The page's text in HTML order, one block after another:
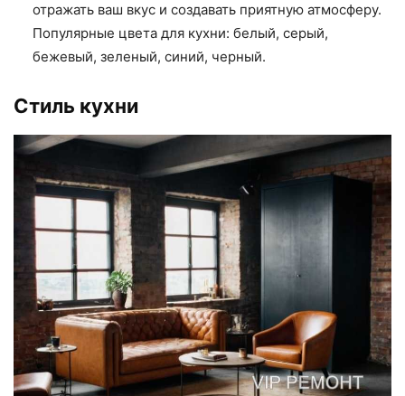
отражать ваш вкус и создавать приятную атмосферу.
Популярные цвета для кухни: белый, серый,
бежевый, зеленый, синий, черный.
Стиль кухни